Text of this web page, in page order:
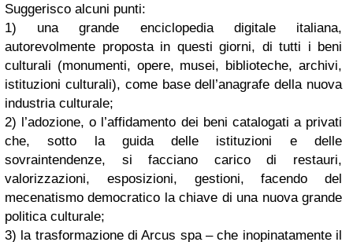
Suggerisco alcuni punti:
1) una grande enciclopedia digitale italiana,
autorevolmente proposta in questi giorni, di tutti i beni
culturali (monumenti, opere, musei, biblioteche, archivi,
istituzioni culturali), come base dell’anagrafe della nuova
industria culturale;
2) l’adozione, o l’affidamento dei beni catalogati a privati
che, sotto la guida delle istituzioni e delle
sovraintendenze, si facciano carico di restauri,
valorizzazioni, esposizioni, gestioni, facendo del
mecenatismo democratico la chiave di una nuova grande
politica culturale;
3) la trasformazione di Arcus spa – che inopinatamente il